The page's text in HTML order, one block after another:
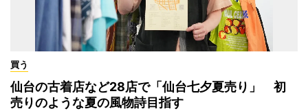
買う
仙台の古着店など28店で「仙台七夕夏売り」 初
売りのような夏の風物詩目指す